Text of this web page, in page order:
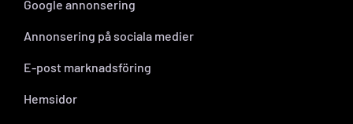
Google annonsering
Annonsering på sociala medier
E-post marknadsföring
Hemsidor